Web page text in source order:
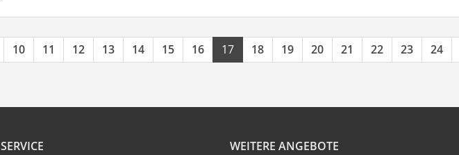
10 11 12 13 14 15 16 17 18 19 20 21 22 23 24
SERVICE
WEITERE ANGEBOTE